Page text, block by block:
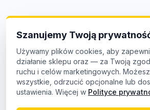
Szanujemy Twoją
Używamy plików cookies, aby
działanie sklepu oraz — za Twoją
ruchu i celów marketingowych.
wszystkie, odrzucić opcjonalne lub
ustawienia. Więcej w Polityce